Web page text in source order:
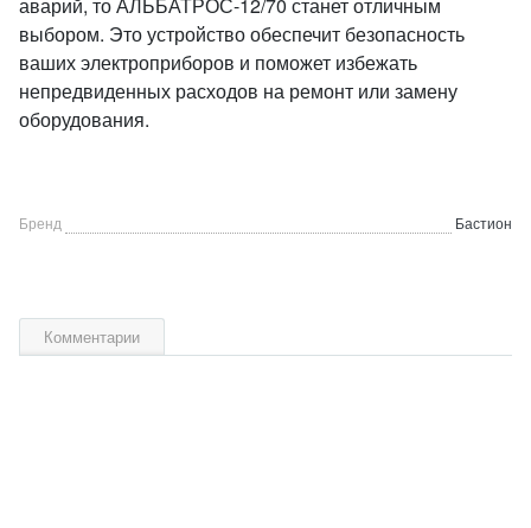
выбором. Это устройство обеспечит безопасность
ваших электроприборов и поможет избежать
непредвиденных расходов на ремонт или замену
оборудования.
Бренд Бастион
Комментарии